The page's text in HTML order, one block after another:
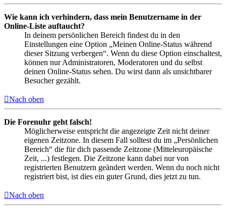
Wie kann ich verhindern, dass mein Benutzername in der
Online-Liste auftaucht?
In deinem persönlichen Bereich findest du in den
Einstellungen eine Option „Meinen Online-Status während
dieser Sitzung verbergen“. Wenn du diese Option einschaltest,
können nur Administratoren, Moderatoren und du selbst
deinen Online-Status sehen. Du wirst dann als unsichtbarer
Besucher gezählt.
Nach oben
Die Forenuhr geht falsch!
Möglicherweise entspricht die angezeigte Zeit nicht deiner
eigenen Zeitzone. In diesem Fall solltest du im „Persönlichen
Bereich“ die für dich passende Zeitzone (Mitteleuropäische
Zeit, ...) festlegen. Die Zeitzone kann dabei nur von
registrierten Benutzern geändert werden. Wenn du noch nicht
registriert bist, ist dies ein guter Grund, dies jetzt zu tun.
Nach oben